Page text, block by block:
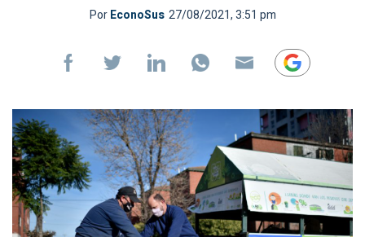
PorEconoSus 27/08/2021, 3:51 pm